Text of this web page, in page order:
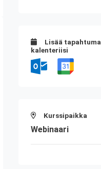
Lisää tapahtuma
kalenteriisi
Kurssipaikka
Webinaari